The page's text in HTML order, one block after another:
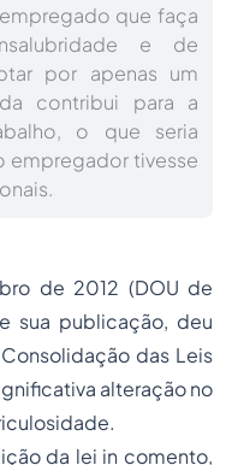
que faça
e de
por apenas um
contribui para a
o que seria
empregador tivesse
de 2012 (DOU de
sua publicação, deu
das Leis
alteração no
da lei in comento,